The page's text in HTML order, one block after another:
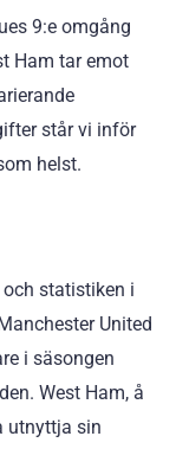
9:e omgång
Ham tar emot
står vi inför
helst.
statistiken i
United
i säsongen
West Ham, å
utnyttja sin